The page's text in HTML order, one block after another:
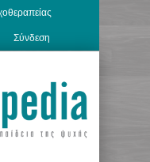
Σύνδεση